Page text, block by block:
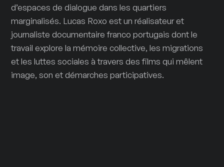
d’espaces de dialogue dans les quartiers
marginalisés. Lucas Roxo est un réalisateur et
journaliste documentaire franco portugais dont le
travail explore la mémoire collective, les migrations
et les luttes sociales à travers des films qui mêlent
image, son et démarches participatives.